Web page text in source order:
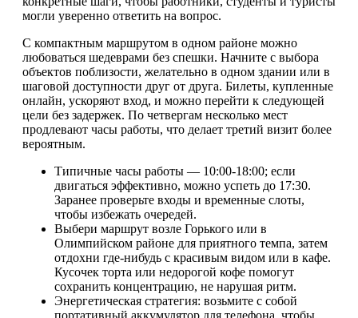
могли уверенно ответить на вопрос.
С компактным маршрутом в одном районе можно
любоваться шедеврами без спешки. Начните с выбора
объектов поблизости, желательно в одном здании или в
шаговой доступности друг от друга. Билеты, купленные
онлайн, ускоряют вход, и можно перейти к следующей
цели без задержек. По четвергам несколько мест
продлевают часы работы, что делает третий визит более
вероятным.
Типичные часы работы — 10:00-18:00; если
двигаться эффективно, можно успеть до 17:30.
Заранее проверьте входы и временные слоты,
чтобы избежать очередей.
Выбери маршрут возле Горького или в
Олимпийском районе для приятного темпа, затем
отдохни где-нибудь с красивым видом или в кафе.
Кусочек торта или недорогой кофе помогут
сохранить концентрацию, не нарушая ритм.
Энергетическая стратегия: возьмите с собой